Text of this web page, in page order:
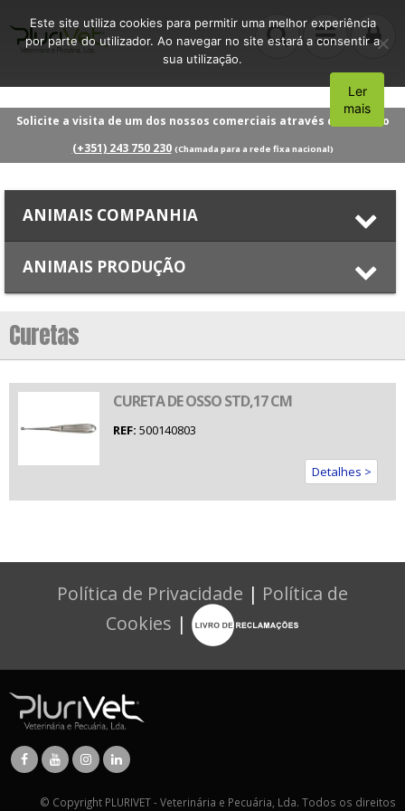
Solicite a visita de um dos nossos comerciais através do número
(+351) 243 750 230 (Chamada para a rede fixa nacional)
ANIMAIS COMPANHIA
ANIMAIS PRODUÇÃO
Curetas
CURETA DE OSSO STD,17 CM
REF: 500140803
Detalhes >
Política de Privacidade | Política de
Cookies |
© Copyright PLURIVET - Veterinária e Pecuária, Lda. Todos os direitos
Este site utiliza cookies para permitir uma melhor experiência
por parte do utilizador. Ao navegar no site estará a consentir a
sua utilização.
Aceito
Ler
mais